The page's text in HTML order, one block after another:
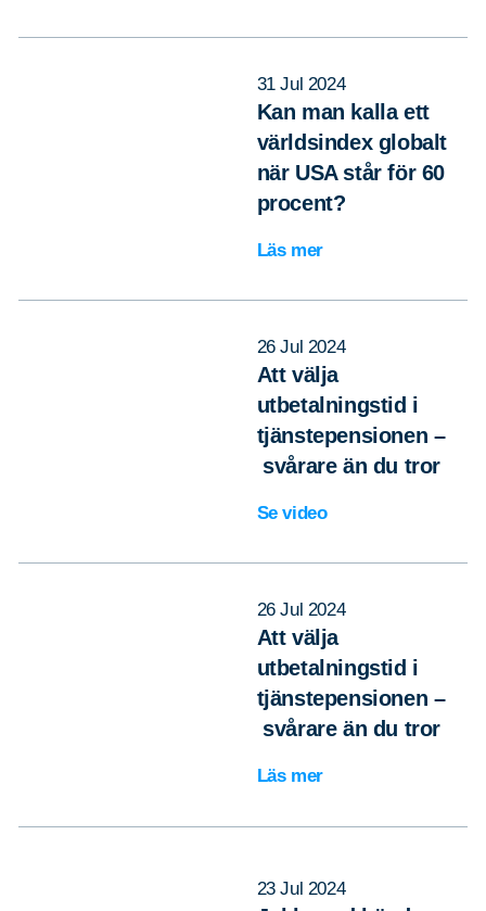
31 Jul 2024
Kan man kalla ett
världsindex globalt
när USA står för 60
procent?
Läs mer
26 Jul 2024
Att välja
utbetalningstid i
tjänstepensionen –
svårare än du tror
Se video
26 Jul 2024
Att välja
utbetalningstid i
tjänstepensionen –
svårare än du tror
Läs mer
23 Jul 2024